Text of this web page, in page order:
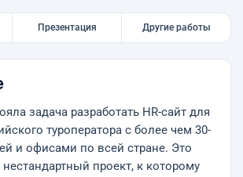
Презентация Другие работы
задача разработать HR-сайт для
туроператора с более чем 30-
и офисами по всей стране. Это
проект, к которому